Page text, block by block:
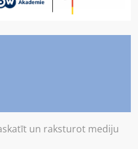
un raksturot mediju